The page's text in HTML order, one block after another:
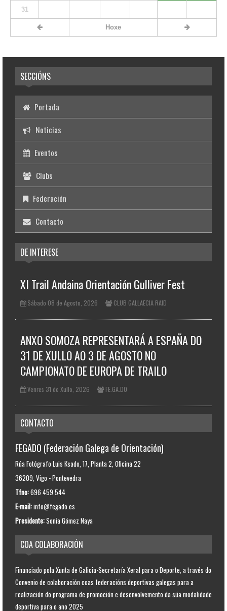
31
Hoxe
SECCIÓNS
Portada
Noticias
Eventos
Clubs
Federación
Contacto
DE INTERESE
XI Trail Andaina Orientación Gulliver Fest
Sábado 08 de Agosto, 2026 CLUB GALLAECIA RAID
ANXO SOMOZA REPRESENTARÁ A ESPAÑA DO
31 DE XULLO AO 3 DE AGOSTO NO
CAMPIONATO DE EUROPA DE TRAILO
Venres 31 de Xullo, 2026 FE.GA.DO
CONTACTO
FEGADO (Federación Galega de Orientación)
Rúa Fotógrafo Luis Ksado, 17, Planta 2, Oficina 22
36209, Vigo - Pontevedra
Tfno:696 459 544
E-mail:info@fegado.es
Presidente:Sonia Gómez Naya
COA COLABORACIÓN
Financiado pola Xunta de Galicia-Secretaría Xeral para o Deporte, a través do
Convenio de colaboración coas federacións deportivas galegas para a
realización do programa de promoción e desenvolvemento da súa modalidade
deportiva para o ano 2025